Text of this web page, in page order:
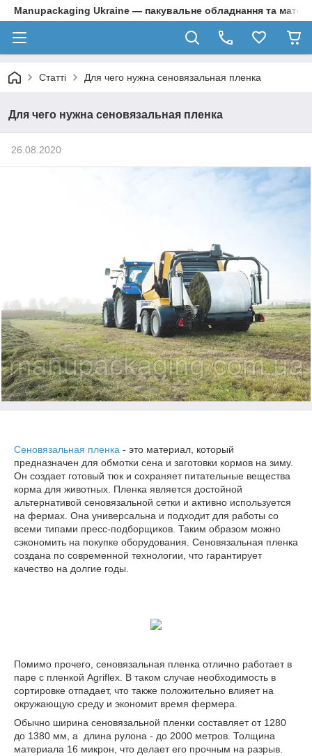
Manupackaging Ukraine — пакувальне обладнання та
Статті Для чего нужна сеновязальная пленка
Для чего нужна сеновязальная пленка
26.08.2020
Сеновязальная пленка - это материал, который
предназначен для обмотки сена и заготовки кормов на зиму.
Он создает готовый тюк и сохраняет питательные вещества
корма для животных. Пленка является достойной
альтернативой сеновязальной сетки и активно используется
на фермах. Она универсальна и подходит для работы со
всеми типами пресс-подборщиков. Таким образом можно
сэкономить на покупке оборудования. Сеновязальная пленка
создана по современной технологии, что гарантирует
качество на долгие годы.
Помимо прочего, сеновязальная пленка отлично работает в
паре с пленкой Agriflex. В таком случае необходимость в
сортировке отпадает, что также положительно влияет на
окружающую среду и экономит время фермера.
Обычно ширина сеновязальной пленки составляет от 1280
до 1380 мм, а длина рулона - до 2000 метров. Толщина
материала 16 микрон, что делает его прочным на разрыв.